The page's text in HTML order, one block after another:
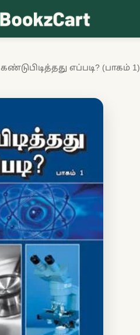
கண்டுபிடித்தது எப்படி? (பாகம் 1)